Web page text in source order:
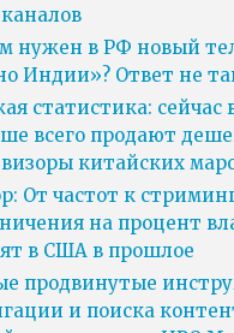
нужен в РФ новый
Индии»? Ответ не
статистика: сейчас
всего продают
китайских
От частот к
на процент
в США в прошлое
продвинутые
и поиска